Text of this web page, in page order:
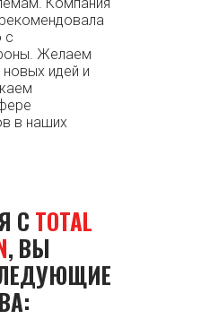
с
Желаем
идей и
в наших
С TOTAL
, ВЫ